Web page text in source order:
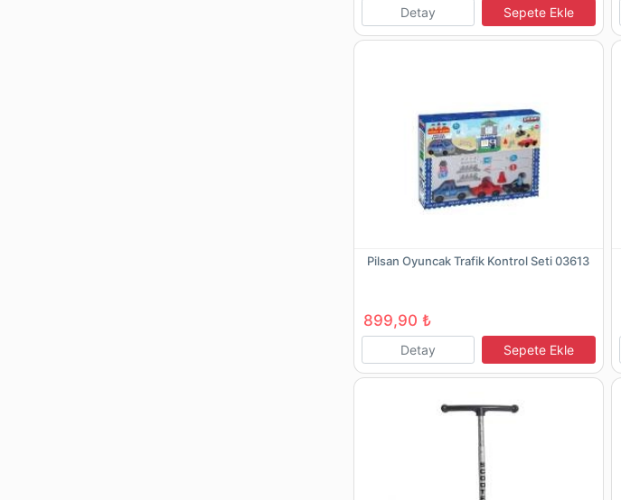
Detay Sepete Ekle
Pilsan Oyuncak Trafik Kontrol Seti 03613
899,90 ₺
Detay Sepete Ekle